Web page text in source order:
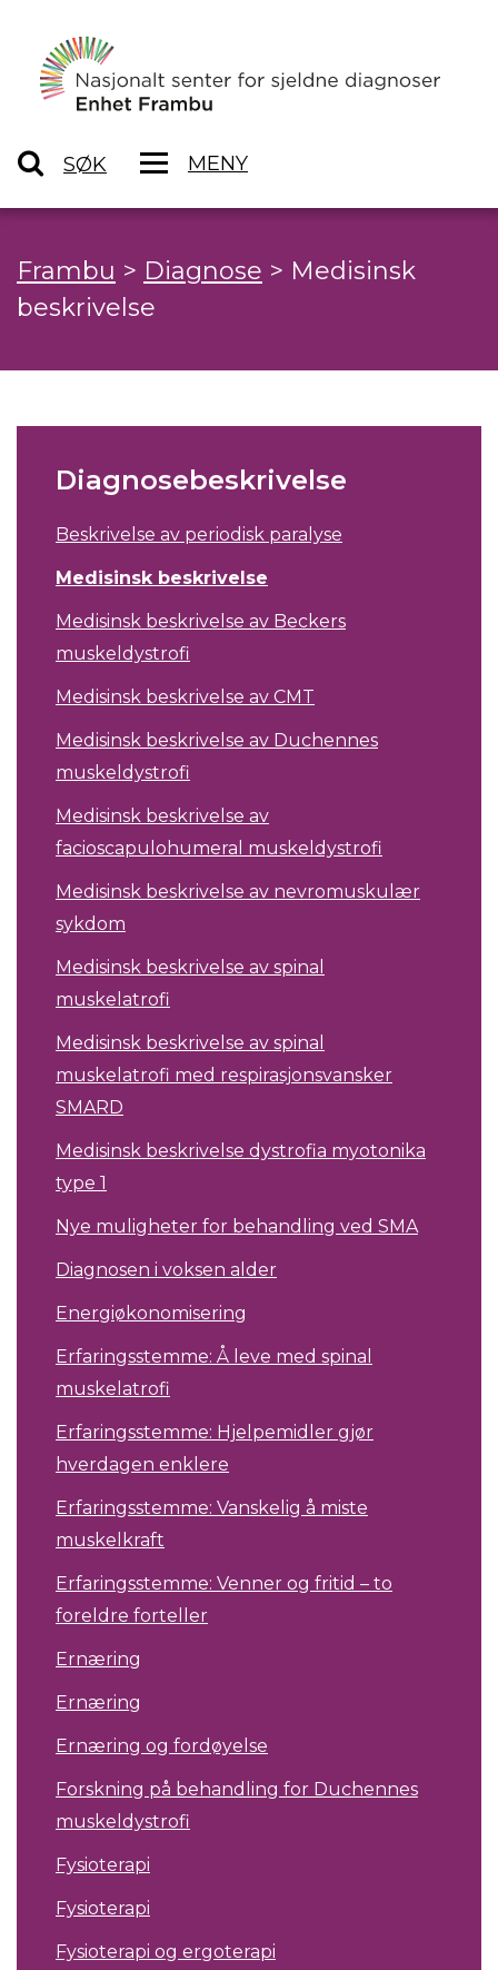
SØK MENY
Frambu > Diagnose > Medisinsk
beskrivelse
Diagnosebeskrivelse
Beskrivelse av periodisk paralyse
Medisinsk beskrivelse
Medisinsk beskrivelse av Beckers
muskeldystrofi
Medisinsk beskrivelse av CMT
Medisinsk beskrivelse av Duchennes
muskeldystrofi
Medisinsk beskrivelse av
facioscapulohumeral muskeldystrofi
Medisinsk beskrivelse av nevromuskulær
sykdom
Medisinsk beskrivelse av spinal
muskelatrofi
Medisinsk beskrivelse av spinal
muskelatrofi med respirasjonsvansker
SMARD
Medisinsk beskrivelse dystrofia myotonika
type 1
Nye muligheter for behandling ved SMA
Diagnosen i voksen alder
Energiøkonomisering
Erfaringsstemme: Å leve med spinal
muskelatrofi
Erfaringsstemme: Hjelpemidler gjør
hverdagen enklere
Erfaringsstemme: Vanskelig å miste
muskelkraft
Erfaringsstemme: Venner og fritid – to
foreldre forteller
Ernæring
Ernæring
Ernæring og fordøyelse
Forskning på behandling for Duchennes
muskeldystrofi
Fysioterapi
Fysioterapi
Fysioterapi og ergoterapi